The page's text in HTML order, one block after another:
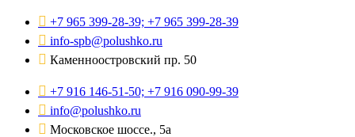
+7 965 399-28-39; +7 965 399-28-39
info-spb@polushko.ru
Каменноостровский пр. 50
+7 916 146-51-50; +7 916 090-99-39
info@polushko.ru
Московское шоссе., 5а